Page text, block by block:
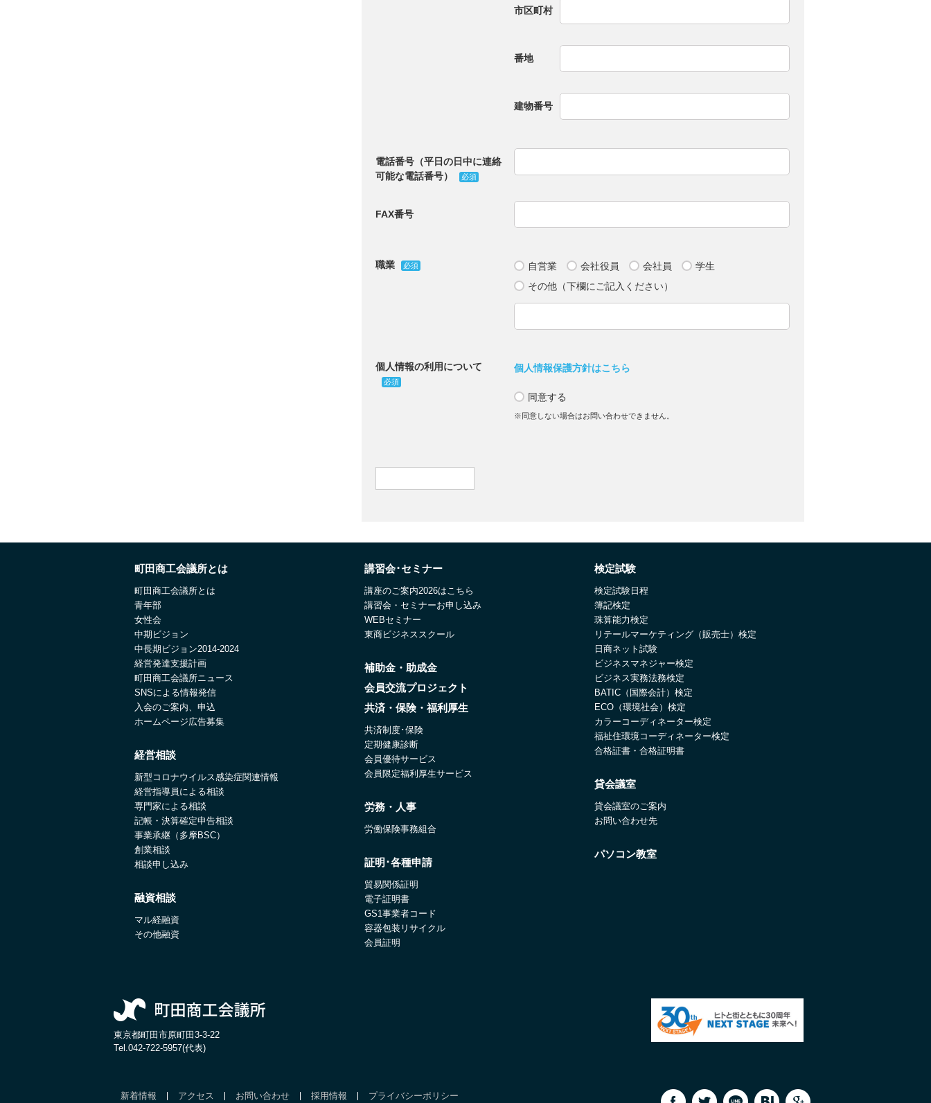
市区町村
番地
建物番号
電話番号（平日の日中に連絡
可能な電話番号）
必須
FAX番号
職業 必須 自営業 会社役員 会社員
学生
その他（下欄にご記入ください）
個人情報の利用について
必須
個人情報保護方針はこちら
同意する
※同意しない場合はお問い合わせできません。
町田商工会議所とは
町田商工会議所とは
青年部
女性会
中期ビジョン
中長期ビジョン2014-2024
経営発達支援計画
町田商工会議所ニュース
SNSによる情報発信
入会のご案内、申込
ホームページ広告募集
経営相談
新型コロナウイルス感染症関連情報
経営指導員による相談
専門家による相談
記帳・決算確定申告相談
事業承継（多摩BSC）
創業相談
相談申し込み
融資相談
マル経融資
その他融資
講習会･セミナー
講座のご案内2026はこちら
講習会・セミナーお申し込み
WEBセミナー
東商ビジネススクール
補助金・助成金
会員交流プロジェクト
共済・保険・福利厚生
共済制度･保険
定期健康診断
会員優待サービス
会員限定福利厚生サービス
労務・人事
労働保険事務組合
証明･各種申請
貿易関係証明
電子証明書
GS1事業者コード
容器包装リサイクル
会員証明
検定試験
検定試験日程
簿記検定
珠算能力検定
リテールマーケティング（販売士）検定
日商ネット試験
ビジネスマネジャー検定
ビジネス実務法務検定
BATIC（国際会計）検定
ECO（環境社会）検定
カラーコーディネーター検定
福祉住環境コーディネーター検定
合格証書・合格証明書
貸会議室
貸会議室のご案内
お問い合わせ先
パソコン教室
東京都町田市原町田3-3-22
Tel.042-722-5957(代表)
新着情報 アクセス お問い合わせ 採用情報 プライバシーポリシー